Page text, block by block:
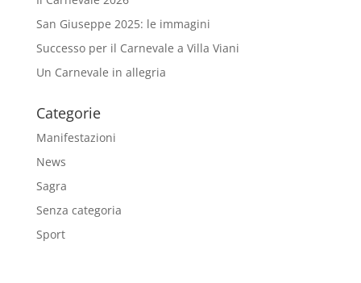
San Giuseppe 2025: le immagini
Successo per il Carnevale a Villa Viani
Un Carnevale in allegria
Categorie
Manifestazioni
News
Sagra
Senza categoria
Sport